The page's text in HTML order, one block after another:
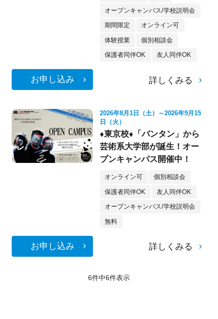
オープンキャンパス/学校説明会
期間限定 オンライン可
体験授業 個別相談会
保護者同伴OK 友人同伴OK
お申し込み 詳しくみる
2026年8月1日（土）～2026年9月15
日（火）
♦東京校♦「バンタン」から
芸術系大学部が誕生！オー
プンキャンパス開催中！
オンライン可 個別相談会
保護者同伴OK 友人同伴OK
オープンキャンパス/学校説明会
無料
お申し込み 詳しくみる
6件中6件表示